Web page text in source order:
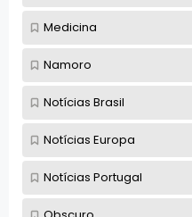
Medicina
Namoro
Notícias Brasil
Notícias Europa
Notícias Portugal